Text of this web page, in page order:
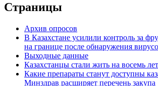
Страницы
Архив опросов
В Казахстане усилили контроль за
на границе после обнаружения
Выходные данные
Казахстанцы стали жить на восемь
Какие препараты станут доступны
Минздрав расширяет перечень закупа